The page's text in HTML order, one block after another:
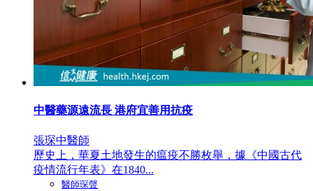
中醫藥源遠流長 港府宜善用抗疫
張琛中醫師
歷史上，華夏土地發生的瘟疫不勝枚舉，據《中國古代
疫情流行年表》在1840...
醫師琛聲